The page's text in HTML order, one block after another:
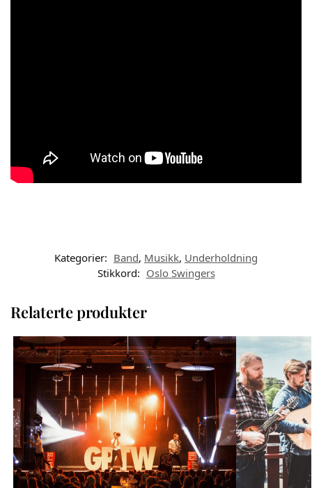
Kategorier: Band, Musikk, Underholdning
Stikkord: Oslo Swingers
Relaterte produkter